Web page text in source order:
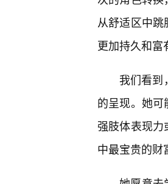
从舒适区中
更加持久和富
我们看到
的呈现。她
强肢体表现
中最宝贵的财